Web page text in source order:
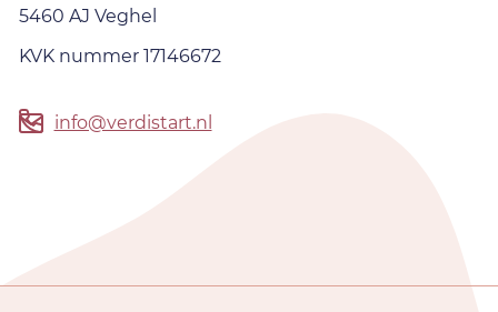
5460 AJ Veghel
KVK nummer 17146672
info@verdistart.nl